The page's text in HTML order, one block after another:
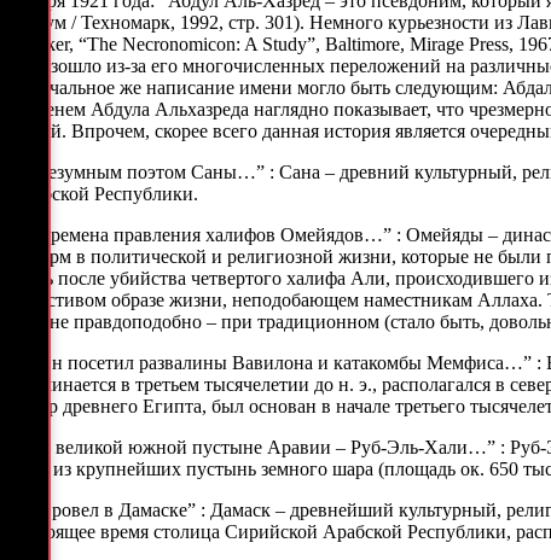
Форум / Техномарк, 1992, стр. 301). Немного курьезности из
Chalker, “The Necronomicon: A Study”, Baltimore, Mirage Press,
произошло из-за его многочисленных переложений на
Изначальное же написание имени могло быть следующим:
с именем Абдула Альхазреда наглядно показывает, что
вещей. Впрочем, скорее всего данная история является
“…Безумным поэтом Саны…” : Сана – древний культурный,
Арабской Республики.
“…Времена правления халифов Омейядов…” : Омейяды –
реформ в политической и религиозной жизни, которые не
лишь после убийства четвертого халифа Али,
нечестивом образе жизни, неподобающем наместникам
вполне правдоподобно – при традиционном (стало быть,
“…Он посетил развалины Вавилона и катакомбы Мемфиса…” :
упоминается в третьем тысячелетии до н. э., располагался в
центр древнего Египта, был основан в начале третьего
“…В великой южной пустыне Аравии – Руб-Эль-Хали…” : Руб-
одна из крупнейших пустынь земного шара (площадь ок. 650
“…Провел в Дамаске” : Дамаск – древнейший культурный,
настоящее время столица Сирийской Арабской Республики,